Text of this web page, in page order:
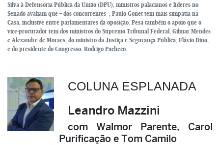
Silva à Defensoria Pública da União (DPU), ministros palacianos e líderes no
Senado avaliam que – dos concorrentes -, Paulo Gonet tem mais simpatia na
Casa, inclusive entre parlamentares da oposição. Pesa também o apoio que o
vice-procurador tem dos ministros do Supremo Tribunal Federal, Gilmar Mendes
e Alexandre de Moraes, do ministro da Justiça e Segurança Pública, Flávio Dino,
e do presidente do Congresso, Rodrigo Pacheco.
COLUNA ESPLANADA
Leandro Mazzini
com Walmor Parente, Carol
Purificação e Tom Camilo